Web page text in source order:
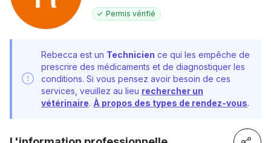
Permis vérifié
Rebecca est un Technicien ce qui les empêche de
prescrire des médicaments et de diagnostiquer les
conditions. Si vous pensez avoir besoin de ces
services, veuillez au lieu rechercher un
vétérinaire. À propos des types de rendez-vous.